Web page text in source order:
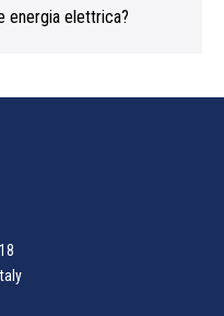
energia elettrica?